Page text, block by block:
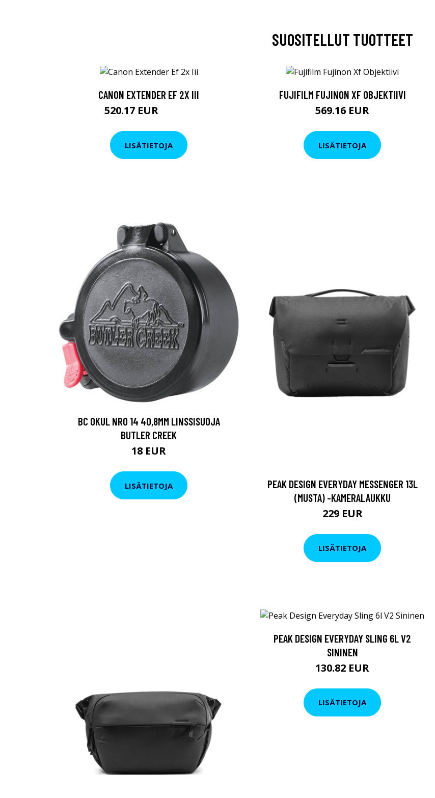
SUOSITELLUT TUOTTEET
CANON EXTENDER EF 2X III
520.17 EUR
LISÄTIETOJA
FUJIFILM FUJINON XF OBJEKTIIVI
569.16 EUR
LISÄTIETOJA
BC OKUL NRO 14 40,8MM LINSSISUOJA
BUTLER CREEK
18 EUR
LISÄTIETOJA
PEAK DESIGN EVERYDAY MESSENGER 13L
(MUSTA) -KAMERALAUKKU
229 EUR
LISÄTIETOJA
PEAK DESIGN EVERYDAY SLING 6L V2
SININEN
130.82 EUR
LISÄTIETOJA